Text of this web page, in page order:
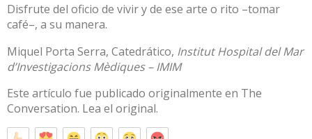
Disfrute del oficio de vivir y de ese arte o rito –tomar
café–, a su manera.
Miquel Porta Serra, Catedrático, Institut Hospital del Mar
d’Investigacions Mèdiques – IMIM
Este artículo fue publicado originalmente en The
Conversation. Lea el original.